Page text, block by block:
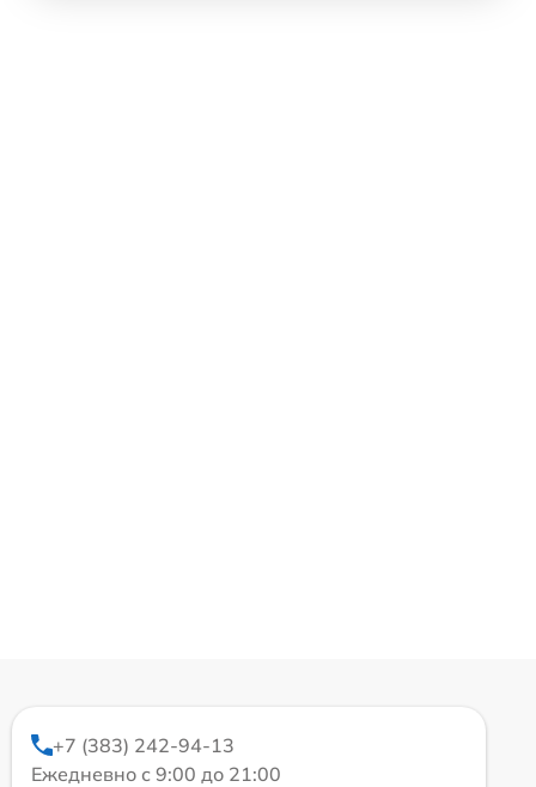
+7 (383) 242-94-13
Ежедневно с 9:00 до 21:00